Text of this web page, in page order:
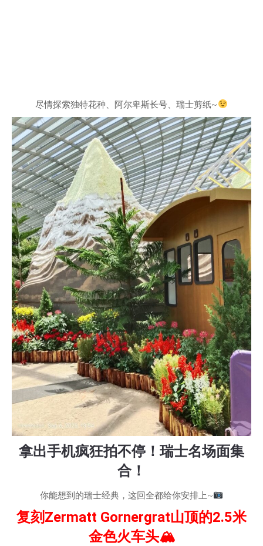
尽情探索独特花种、阿尔卑斯长号、瑞士剪纸~
拿出手机疯狂拍不停！瑞士名场面集
合！
你能想到的瑞士经典，这回全都给你安排上~
复刻Zermatt Gornergrat山顶的2.5米
金色火车头🏔